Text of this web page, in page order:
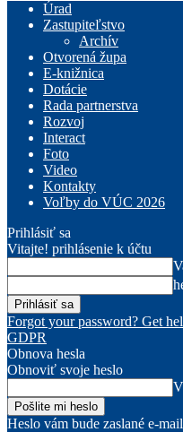
Úrad
Zastupiteľstvo
Archív
Otvorená župa
E-knižnica
Dotácie
Rada partnerstva
Rozvoj
Interact
Foto
Video
Kontakty
Voľby do VÚC 2026
Prihlásiť sa
Vitajte! prihlásenie k účtu
Forgot your password? Get
GDPR
Obnova hesla
Obnoviť svoje heslo
Heslo vám bude zaslané e-